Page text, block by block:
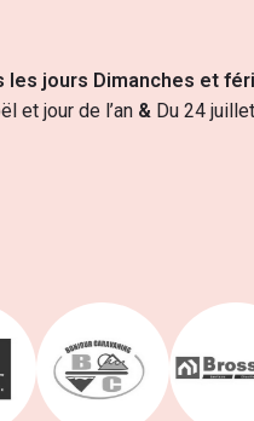
les jours Dimanches et
et jour de l’an & Du 24